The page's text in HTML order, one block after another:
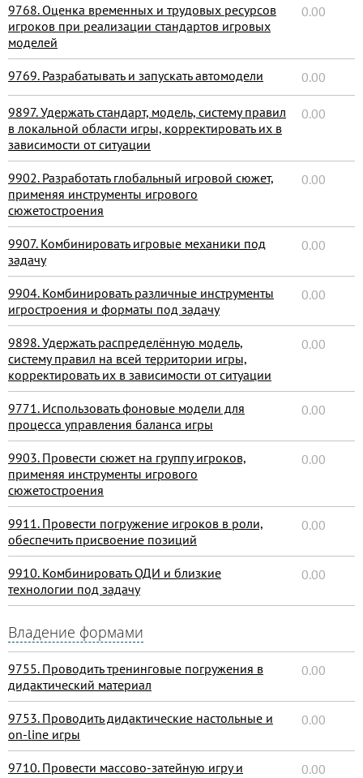
9768. Оценка временных и трудовых ресурсов
игроков при реализации стандартов игровых
моделей
0.00
9769. Разрабатывать и запускать автомодели 0.00
9897. Удержать стандарт, модель, систему правил
в локальной области игры, корректировать их в
зависимости от ситуации
0.00
9902. Разработать глобальный игровой сюжет,
применяя инструменты игрового
сюжетостроения
0.00
9907. Комбинировать игровые механики под
задачу
0.00
9904. Комбинировать различные инструменты
игростроения и форматы под задачу
0.00
9898. Удержать распределённую модель,
систему правил на всей территории игры,
корректировать их в зависимости от ситуации
0.00
9771. Использовать фоновые модели для
процесса управления баланса игры
0.00
9903. Провести сюжет на группу игроков,
применяя инструменты игрового
сюжетостроения
0.00
9911. Провести погружение игроков в роли,
обеспечить присвоение позиций
0.00
9910. Комбинировать ОДИ и близкие
технологии под задачу
0.00
Владение формами
9755. Проводить тренинговые погружения в
дидактический материал
0.00
9753. Проводить дидактические настольные и
on-line игры
0.00
9710. Провести массово-затейную игру и
0.00